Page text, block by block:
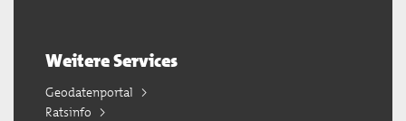
Weitere Services
Geodatenportal
Ratsinfo